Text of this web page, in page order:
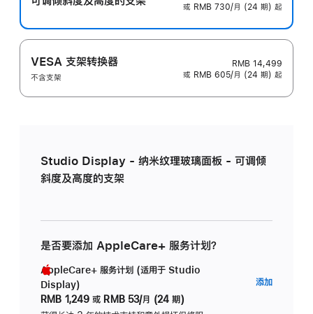
或 RMB 730/月 (24 期) 起
VESA 支架转换器
不含支架
RMB 14,499
或 RMB 605/月 (24 期) 起
Studio Display - 纳米纹理玻璃面板 - 可调倾
斜度及高度的支架
是否要添加 AppleCare+ 服务计划？
AppleCare+ 服务计划 (适用于 Studio
Display)
RMB 1,249 或 RMB 53/月 (24 期)
添加